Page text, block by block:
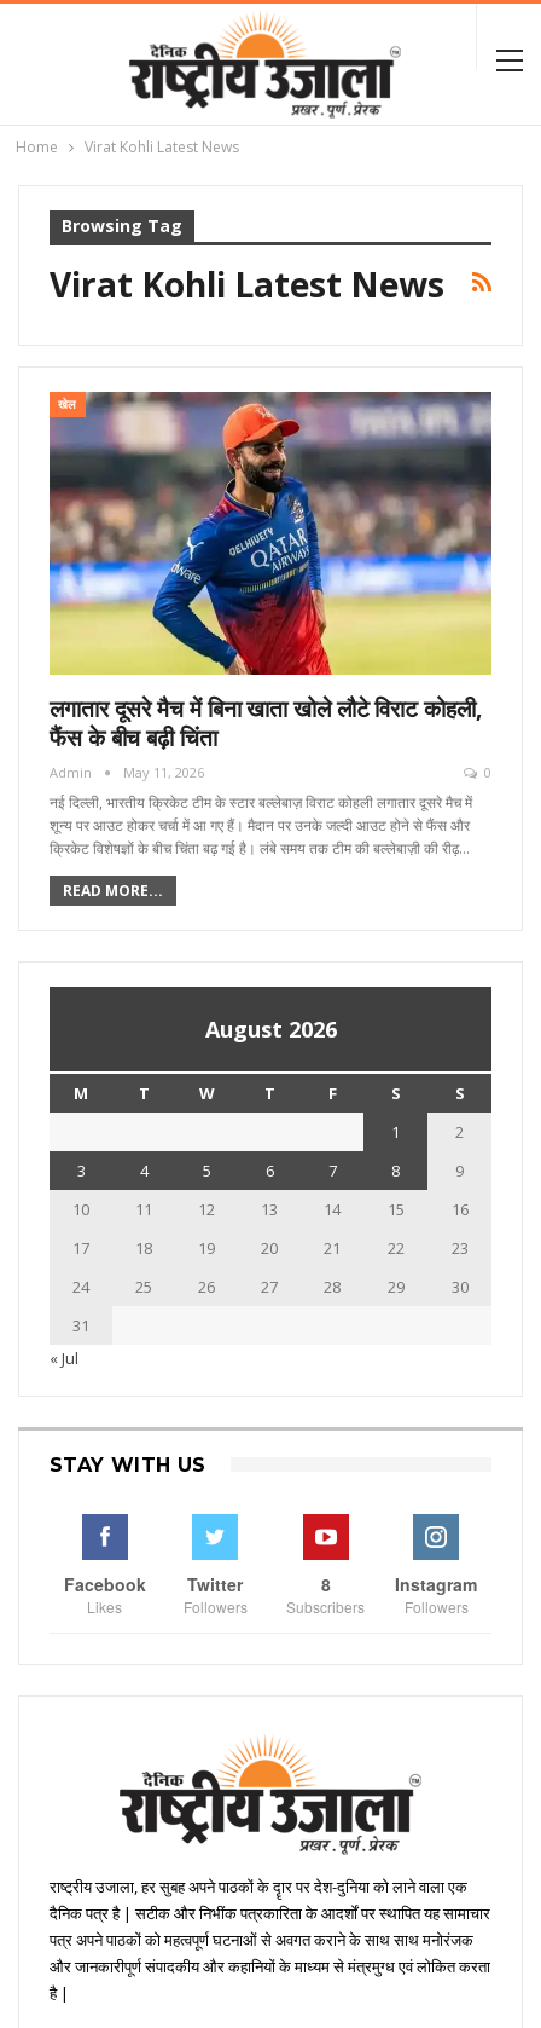
Home Virat Kohli Latest News
Browsing Tag
Virat Kohli Latest News
खेल
लगातार दूसरे मैच में बिना खाता खोले लौटे विराट कोहली,
फैंस के बीच बढ़ी चिंता
Admin May 11, 2026 0
नई दिल्ली, भारतीय क्रिकेट टीम के स्टार बल्लेबाज़ विराट कोहली लगातार दूसरे मैच में
शून्य पर आउट होकर चर्चा में आ गए हैं। मैदान पर उनके जल्दी आउट होने से फैंस और
क्रिकेट विशेषज्ञों के बीच चिंता बढ़ गई है। लंबे समय तक टीम की बल्लेबाज़ी की रीढ़…
READ MORE...
August 2026
M T W T F S
S
1
2
3
4 5 6 7 8
9
10
11 12 13 14 15
16
17
18 19 20 21 22
23
24
25 26 27 28 29
30
31
« Jul
STAY WITH US
Facebook
Likes
Twitter
Followers
8
Subscribers
Instagram
Followers
राष्ट्रीय उजाला, हर सुबह अपने पाठकों के दॄार पर देश-दुनिया को लाने वाला एक
दैनिक पत्र है | सटीक और निभींक पत्रकारिता के आदर्शों पर स्थापित यह सामाचार
पत्र अपने पाठकों को महत्वपूर्ण घटनाओं से अवगत कराने के साथ साथ मनोरंजक
और जानकारीपूर्ण संपादकीय और कहानियों के माध्यम से मंत्रमुग्ध एवं लोकित करता
है |